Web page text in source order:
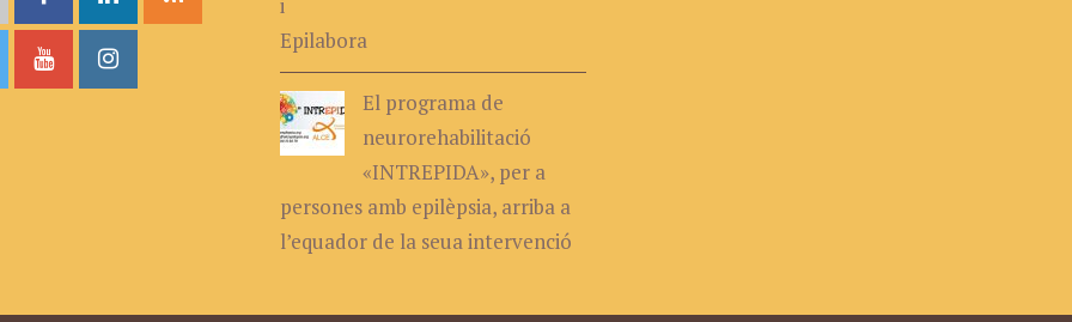
El programa de
neurorehabilitació
«INTREPIDA», per a
persones amb epilèpsia, arriba a
l’equador de la seua intervenció